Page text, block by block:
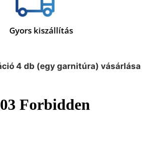
Gyors kiszállítás
4 db (egy garnitúra) vásárlása